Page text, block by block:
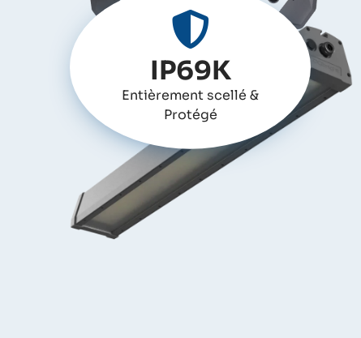
IP69K
Entièrement scellé &
Protégé